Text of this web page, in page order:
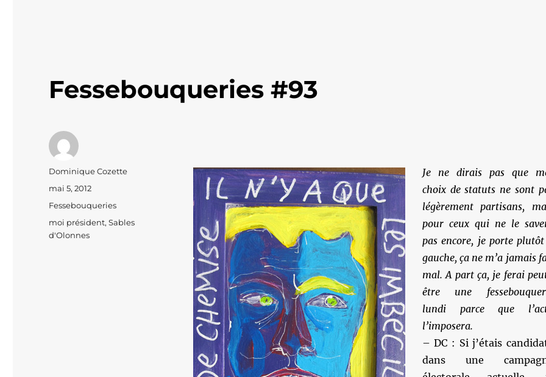
Fessebouqueries #93
Je ne dirais pas que
choix de statuts ne sont
légèrement partisans,
pour ceux qui ne le
pas encore, je porte
gauche, ça ne m’a jamais
mal. A part ça, je ferai
être une
lundi parce que
l’imposera.
– DC : Si j’étais
dans une
Auteur
Dominique Cozette
Publié
mai 5, 2012
Catégories
Fessebouqueries
Étiquettes
moi président,Sables
d'Olonnes